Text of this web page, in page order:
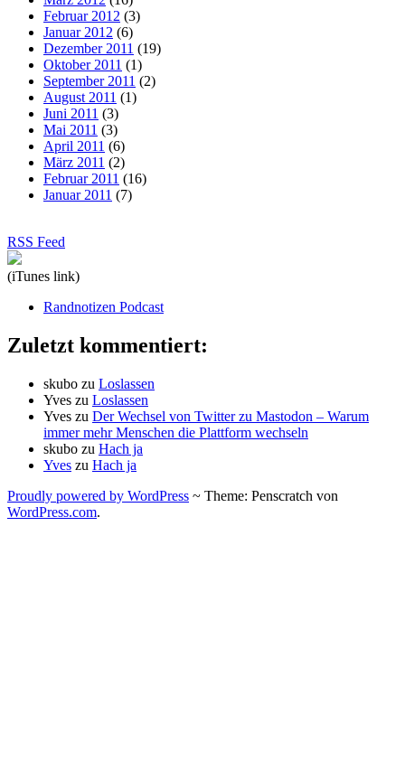
Februar 2012 (3)
Januar 2012 (6)
Dezember 2011 (19)
Oktober 2011 (1)
September 2011 (2)
August 2011 (1)
Juni 2011 (3)
Mai 2011 (3)
April 2011 (6)
März 2011 (2)
Februar 2011 (16)
Januar 2011 (7)
RSS Feed
(iTunes link)
Randnotizen Podcast
Zuletzt kommentiert:
skubo zu Loslassen
Yves zu Loslassen
Yves zu Der Wechsel von Twitter zu Mastodon – Warum
immer mehr Menschen die Plattform wechseln
skubo zu Hach ja
Yves zu Hach ja
Proudly powered by WordPress ~ Theme: Penscratch von
WordPress.com.